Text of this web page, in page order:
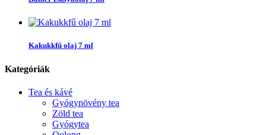
Kakukkfű olaj 7 ml
Kategóriák
Tea és kávé
Gyógynövény tea
Zöld tea
Gyógytea